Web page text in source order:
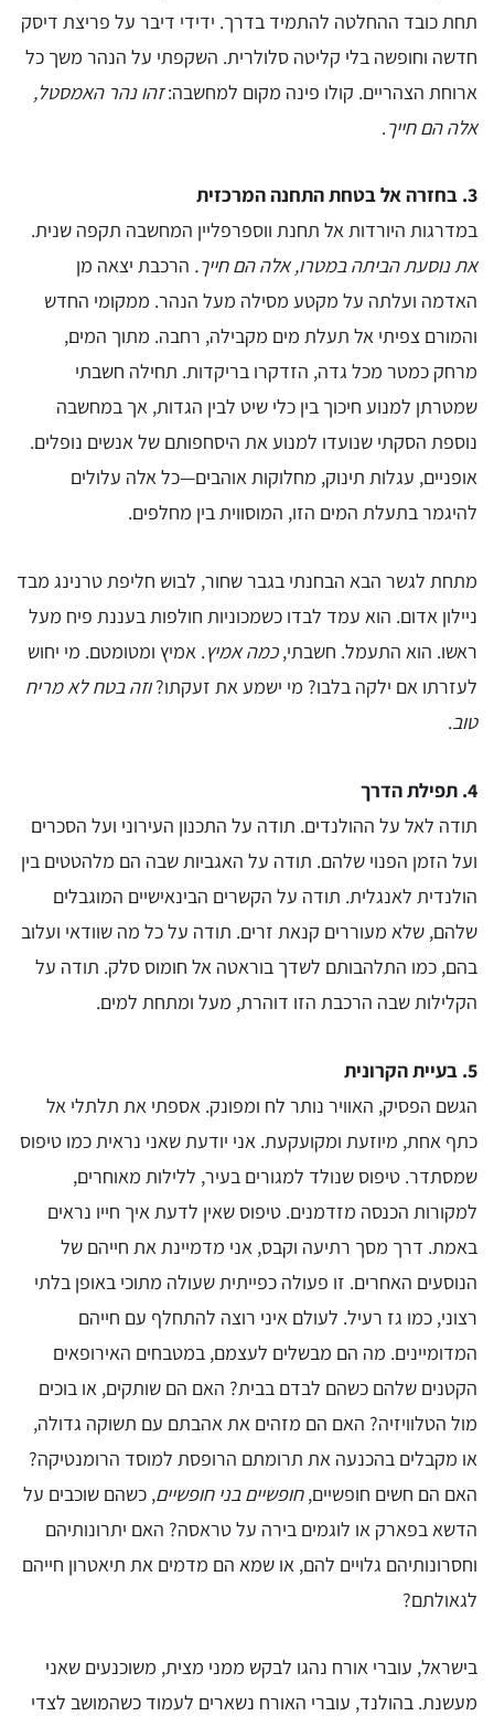
תחת כובד ההחלטה להתמיד בדרך. ידידי דיבר על פריצת דיסק
חדשה וחופשה בלי קליטה סלולרית. השקפתי על הנהר משך כל
ארוחת הצהריים. קולו פינה מקום למחשבה:זהו נהר האמסטל,
אלה הם חייך.
3. בחזרה אל בטחת התחנה המרכזית
במדרגות היורדות אל תחנת ווספרפליין המחשבה תקפה שנית.
את נוסעת הביתה במטרו, אלה הם חייך. הרכבת יצאה מן
האדמה ועלתה על מקטע מסילה מעל הנהר. ממקומי החדש
והמורם צפיתי אל תעלת מים מקבילה, רחבה. מתוך המים,
מרחק כמטר מכל גדה, הזדקרו בריקדות. תחילה חשבתי
שמטרתן למנוע חיכוך בין כלי שיט לבין הגדות, אך במחשבה
נוספת הסקתי שנועדו למנוע את היסחפותם של אנשים נופלים.
אופניים, עגלות תינוק, מחלוקות אוהבים—כל אלה עלולים
להיגמר בתעלת המים הזו, המוסווית בין מחלפים.
מתחת לגשר הבא הבחנתי בגבר שחור, לבוש חליפת טרנינג מבד
ניילון אדום. הוא עמד לבדו כשמכוניות חולפות בעננת פיח מעל
ראשו. הוא התעמל. חשבתי,כמה אמיץ. אמיץ ומטומטם. מי יחוש
לעזרתו אם ילקה בלבו? מי ישמע את זעקתו?וזה בטח לא מריח
טוב.
4. תפילת הדרך
תודה לאל על ההולנדים. תודה על התכנון העירוני ועל הסכרים
ועל הזמן הפנוי שלהם. תודה על האגביות שבה הם מלהטטים בין
הולנדית לאנגלית. תודה על הקשרים הבינאישיים המוגבלים
שלהם, שלא מעוררים קנאת זרים. תודה על כל מה שוודאי ועלוב
בהם, כמו התלהבותם לשדך בוראטה אל חומוס סלק. תודה על
הקלילות שבה הרכבת הזו דוהרת, מעל ומתחת למים.
5. בעיית הקרונית
הגשם הפסיק, האוויר נותר לח ומפונק. אספתי את תלתלי אל
כתף אחת, מיוזעת ומקועקעת. אני יודעת שאני נראית כמו טיפוס
שמסתדר. טיפוס שנולד למגורים בעיר, ללילות מאוחרים,
למקורות הכנסה מזדמנים. טיפוס שאין לדעת איך חייו נראים
באמת. דרך מסך רתיעה וקבס, אני מדמיינת את חייהם של
הנוסעים האחרים. זו פעולה כפייתית שעולה מתוכי באופן בלתי
רצוני, כמו גז רעיל. לעולם איני רוצה להתחלף עם חייהם
המדומיינים. מה הם מבשלים לעצמם, במטבחים האירופאים
הקטנים שלהם כשהם לבדם בבית? האם הם שותקים, או בוכים
מול הטלוויזיה? האם הם מזהים את אהבתם עם תשוקה גדולה,
או מקבלים בהכנעה את תרומתם הרופסת למוסד הרומנטיקה?
האם הם חשים חופשיים,חופשיים בני חופשיים, כשהם שוכבים על
הדשא בפארק או לוגמים בירה על טראסה? האם יתרונותיהם
וחסרונותיהם גלויים להם, או שמא הם מדמים את תיאטרון חייהם
לגאולתם?
בישראל, עוברי אורח נהגו לבקש ממני מצית, משוכנעים שאני
מעשנת. בהולנד, עוברי האורח נשארים לעמוד כשהמושב לצדי